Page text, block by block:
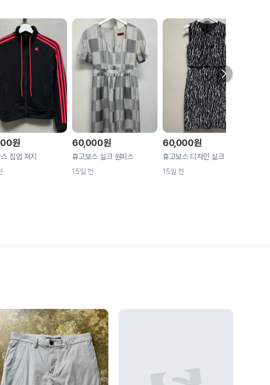
원
집업 져지
60,000원
휴고보스 실크 원피스
15일 전
60,000원
휴고보스 디자인 실크 원피스
15일 전